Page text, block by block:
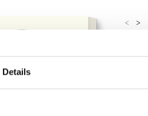
Details
< >
Daily